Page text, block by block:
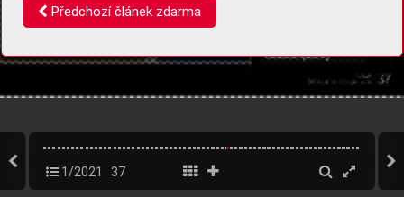
1/2021 37
Předchozí článek zdarma